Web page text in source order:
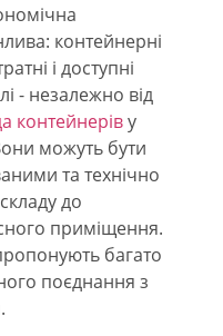
контейнерні
і доступні
- незалежно від
контейнеріву
можуть бути
та технічно
до
приміщення.
багато
поєднання з